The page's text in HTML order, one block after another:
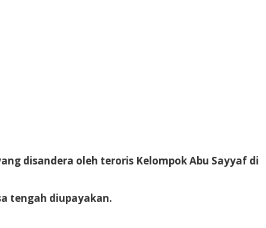
disandera oleh teroris Kelompok Abu Sayyaf di
tengah diupayakan.